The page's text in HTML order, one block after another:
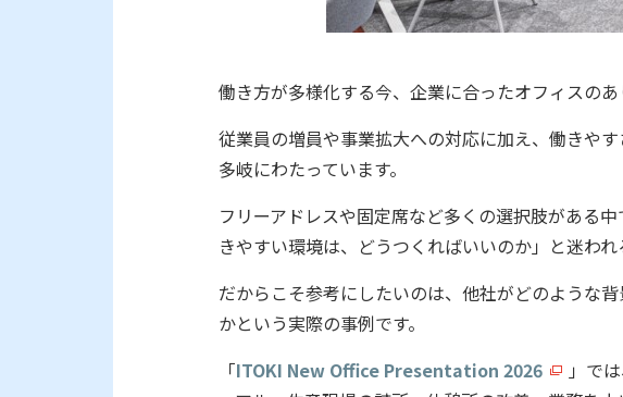
働き方が多様化する今、企業に合ったオフィスのあ
従業員の増員や事業拡大への対応に加え、働きや
多岐にわたっています。
フリーアドレスや固定席など多くの選択肢がある
きやすい環境は、どうつくればいいのか」と迷わ
だからこそ参考にしたいのは、他社がどのような
かという実際の事例です。
「ITOKI New Office Presentation 2026
」で